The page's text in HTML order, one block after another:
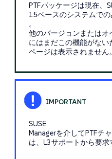
PTFパッケージは現在、
15ベースのシステムで
。
他のバージョンまたは
にはまだこの機能がない
ページは表示されません。
SUSE
Managerを介してPTFチ
は、L3サポートから要求